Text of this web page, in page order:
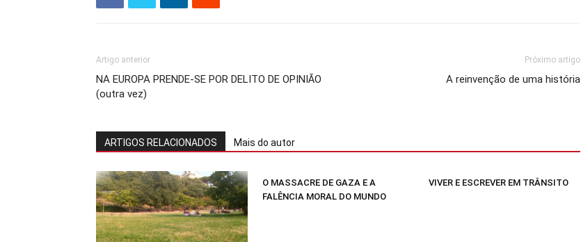
Artigo anterior
NA EUROPA PRENDE-SE POR DELITO DE OPINIÃO
(outra vez)
Próximo artigo
A reinvenção de uma história
ARTIGOS RELACIONADOS Mais do autor
O MASSACRE DE GAZA E A
FALÊNCIA MORAL DO MUNDO
VIVER E ESCREVER EM TRÂNSITO